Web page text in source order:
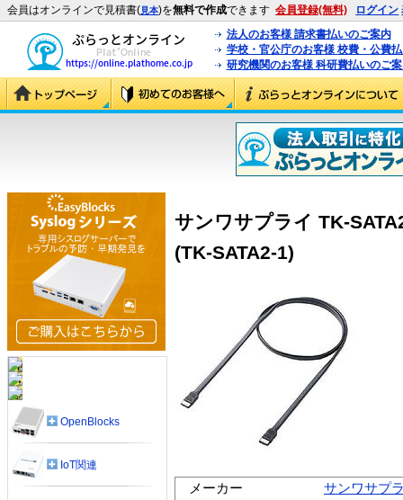
会員はオンラインで見積書(見本)を無料で作成できます 会員登録(無料) ログイン
法人のお客様 請求書払いのご案内
学校・官公庁のお客様 校費・公費
研究機関のお客様 科研費払いのご
サンワサプライ TK-
(TK-SATA2-1)
メーカー
サンワサプ
OpenBlocks
IoT関連